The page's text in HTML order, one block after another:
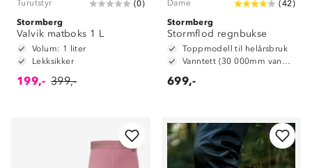
Turutstyr (0)
Stormberg
Valvik matboks 1 L
Volum: 1 liter
Lekksikker
199,- 399,-
Dame (42)
Stormberg
Stormflod regnbukse
Toppmodell til helårsbruk
Vanntett (30 000mm vannsøyle)
699,-